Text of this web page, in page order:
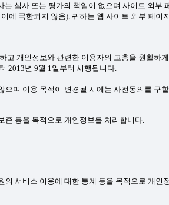
심사 또는 평가의 책임이 없으며 사이트 외
국한되지 않음). 귀하는 웹 사이트 외부 페
개인정보와 관련한 이용자의 고충을 원활
2013년 9월 1일부터 시행됩니다.
며 이용 목적이 변경될 시에는 사전동의를 구
존 등을 목적으로 개인정보를 처리합니다.
서비스 이용에 대한 통계 등을 목적으로 개인